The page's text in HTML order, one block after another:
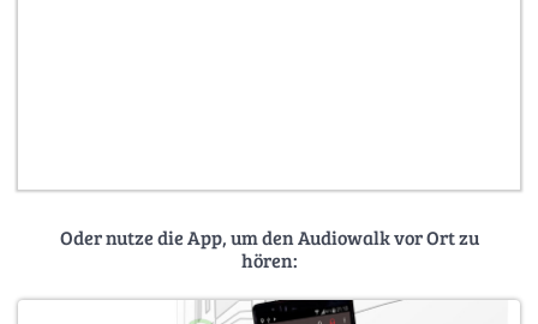
Oder nutze die App, um den Audiowalk vor Ort zu
hören: